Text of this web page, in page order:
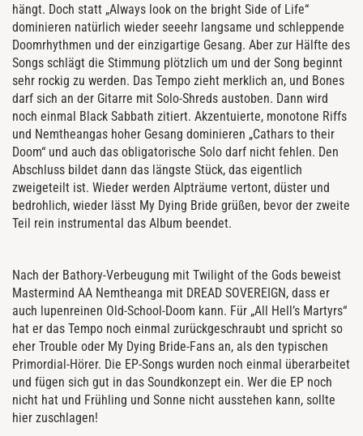
hängt. Doch statt „Always look on the bright Side of Life“
dominieren natürlich wieder seeehr langsame und schleppende
Doomrhythmen und der einzigartige Gesang. Aber zur Hälfte des
Songs schlägt die Stimmung plötzlich um und der Song beginnt
sehr rockig zu werden. Das Tempo zieht merklich an, und Bones
darf sich an der Gitarre mit Solo-Shreds austoben. Dann wird
noch einmal Black Sabbath zitiert. Akzentuierte, monotone Riffs
und Nemtheangas hoher Gesang dominieren „Cathars to their
Doom“ und auch das obligatorische Solo darf nicht fehlen. Den
Abschluss bildet dann das längste Stück, das eigentlich
zweigeteilt ist. Wieder werden Alpträume vertont, düster und
bedrohlich, wieder lässt My Dying Bride grüßen, bevor der zweite
Teil rein instrumental das Album beendet.
Nach der Bathory-Verbeugung mit Twilight of the Gods beweist
Mastermind AA Nemtheanga mit DREAD SOVEREIGN, dass er
auch lupenreinen Old-School-Doom kann. Für „All Hell’s Martyrs“
hat er das Tempo noch einmal zurückgeschraubt und spricht so
eher Trouble oder My Dying Bride-Fans an, als den typischen
Primordial-Hörer. Die EP-Songs wurden noch einmal überarbeitet
und fügen sich gut in das Soundkonzept ein. Wer die EP noch
nicht hat und Frühling und Sonne nicht ausstehen kann, sollte
hier zuschlagen!